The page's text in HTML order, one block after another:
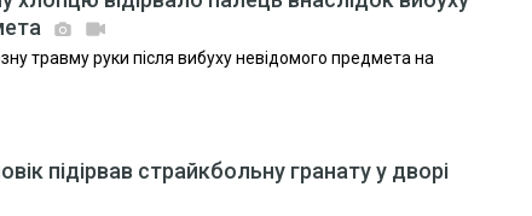
травму руки після вибуху невідомого предмета на
підірвав страйкбольну гранату у дворі